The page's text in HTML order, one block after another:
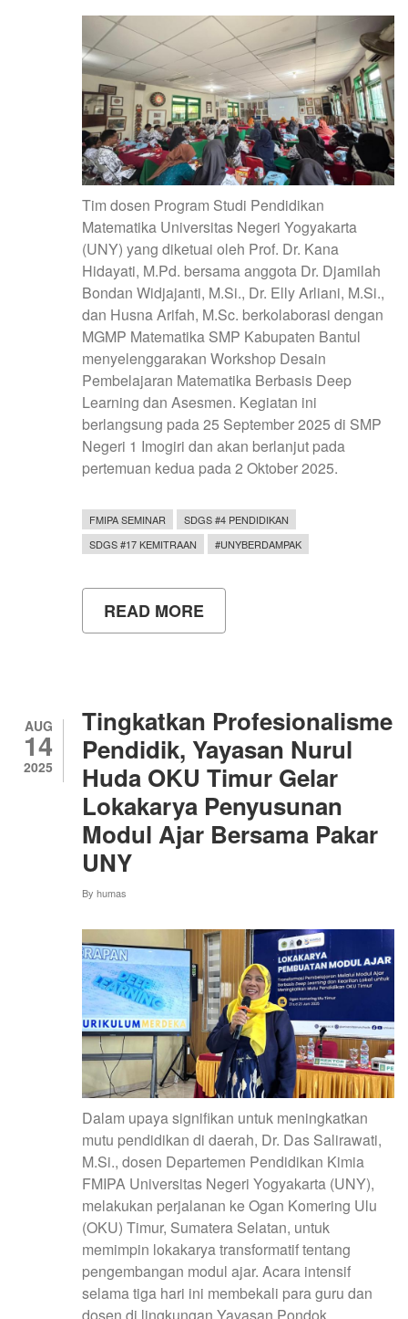
Tim dosen Program Studi Pendidikan
Matematika Universitas Negeri Yogyakarta
(UNY) yang diketuai oleh Prof. Dr. Kana
Hidayati, M.Pd. bersama anggota Dr. Djamilah
Bondan Widjajanti, M.Si., Dr. Elly Arliani, M.Si.,
dan Husna Arifah, M.Sc. berkolaborasi dengan
MGMP Matematika SMP Kabupaten Bantul
menyelenggarakan Workshop Desain
Pembelajaran Matematika Berbasis Deep
Learning dan Asesmen. Kegiatan ini
berlangsung pada 25 September 2025 di SMP
Negeri 1 Imogiri dan akan berlanjut pada
pertemuan kedua pada 2 Oktober 2025.
FMIPA SEMINAR
SDGS #4 PENDIDIKAN
SDGS #17 KEMITRAAN
#UNYBERDAMPAK
READ MORE
TIM
DESAIN
PEMBELAJARAN
MATEMATIKA
BERBASIS
DEEP
LEARNING
AUG
14
2025
Tingkatkan Profesionalisme
Pendidik, Yayasan Nurul
Huda OKU Timur Gelar
Lokakarya Penyusunan
Modul Ajar Bersama Pakar
UNY
By humas
Dalam upaya signifikan untuk meningkatkan
mutu pendidikan di daerah, Dr. Das Salirawati,
M.Si., dosen Departemen Pendidikan Kimia
FMIPA Universitas Negeri Yogyakarta (UNY),
melakukan perjalanan ke Ogan Komering Ulu
(OKU) Timur, Sumatera Selatan, untuk
memimpin lokakarya transformatif tentang
pengembangan modul ajar. Acara intensif
selama tiga hari ini membekali para guru dan